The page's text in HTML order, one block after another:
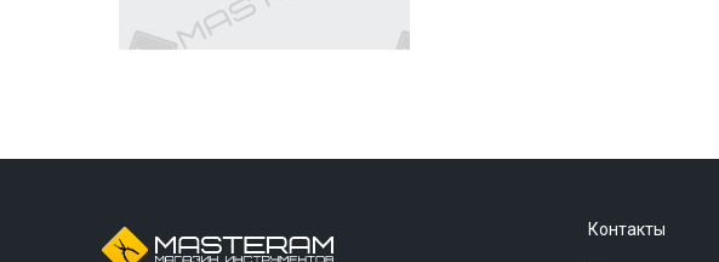
Контакты